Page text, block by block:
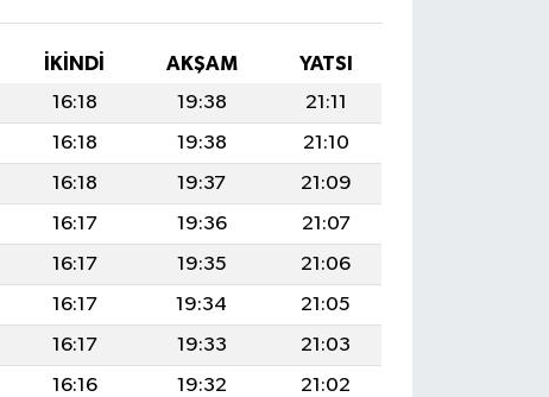
İKINDI AKŞAM
YATSI
16:18 19:38
21:11
16:18 19:38
21:10
16:18 19:37
21:09
16:17 19:36
21:07
16:17 19:35
21:06
16:17 19:34
21:05
16:17 19:33
21:03
16:16 19:32
21:02